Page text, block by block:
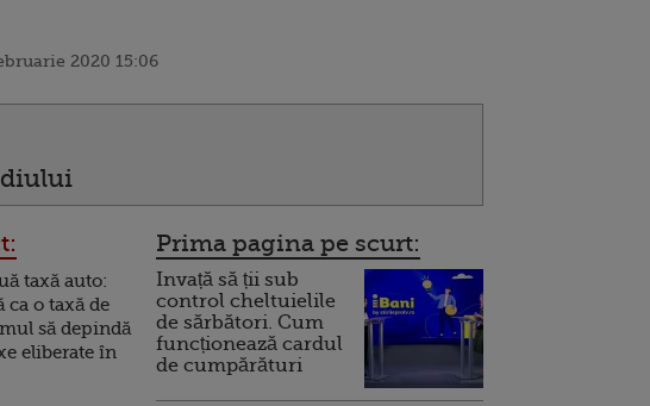
2020 15:06
taxă auto:
ca o taxă de
să depindă
eliberate în
Prima pagina pe scurt:
Invață să ții sub
control cheltuielile
de sărbători. Cum
funcționează cardul
de cumpărături